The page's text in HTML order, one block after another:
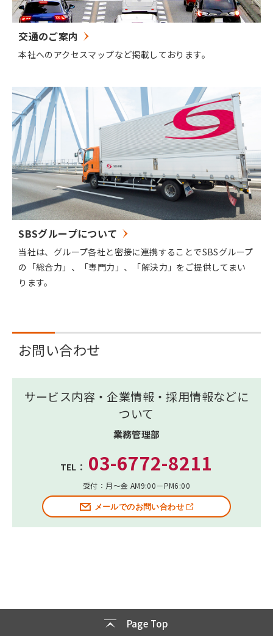
交通のご案内
本社へのアクセスマップなど掲載しております。
SBSグループについて
当社は、グループ各社と密接に連携することでSBSグループ
の「総合力」、「専門力」、「解決力」をご提供してまい
ります。
お問い合わせ
サービス内容・企業情報・採用情報などに
ついて
業務管理部
TEL： 03-6772-8211
受付：月～金 AM9:00－PM6:00
メールでのお問い合わせ
Page Top